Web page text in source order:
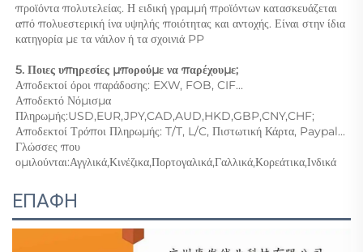
προϊόντα πολυτελείας. Η ειδική γραμμή προϊόντων κατασκευάζεται
από πολυεστερική ίνα υψηλής ποιότητας και αντοχής. Είναι στην ίδια
κατηγορία με τα νάιλον ή τα σχοινιά PP
5. Ποιες υπηρεσίες μπορούμε να παρέχουμε;
Αποδεκτοί όροι παράδοσης: EXW, FOB, CIF...
Αποδεκτό Νόμισμα
Πληρωμής:USD,EUR,JPY,CAD,AUD,HKD,GBP,CNY,CHF;
Γλώσσες που
ομιλούνται:Αγγλικά,Κινέζικα,Πορτογαλικά,Γαλλικά,Κορεάτικα,Ινδικά
ΕΠΑΦΗ